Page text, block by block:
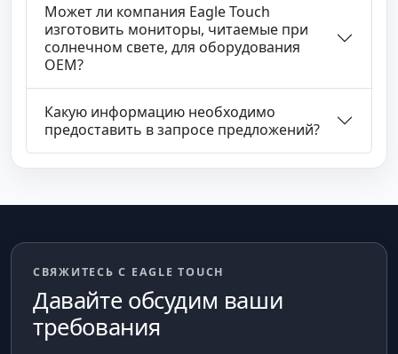
Может ли компания Eagle Touch
изготовить мониторы, читаемые при
солнечном свете, для оборудования
OEM?
Какую информацию необходимо
предоставить в запросе предложений?
СВЯЖИТЕСЬ С EAGLE TOUCH
Давайте обсудим ваши
требования